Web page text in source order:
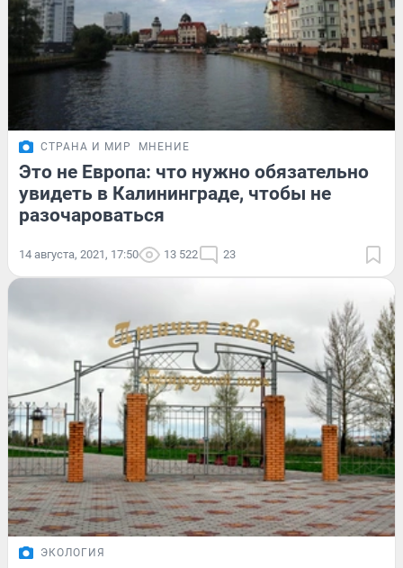
СТРАНА И МИР МНЕНИЕ
Это не Европа: что нужно обязательно
увидеть в Калининграде, чтобы не
разочароваться
14 августа, 2021, 17:50 13 522 23
ЭКОЛОГИЯ